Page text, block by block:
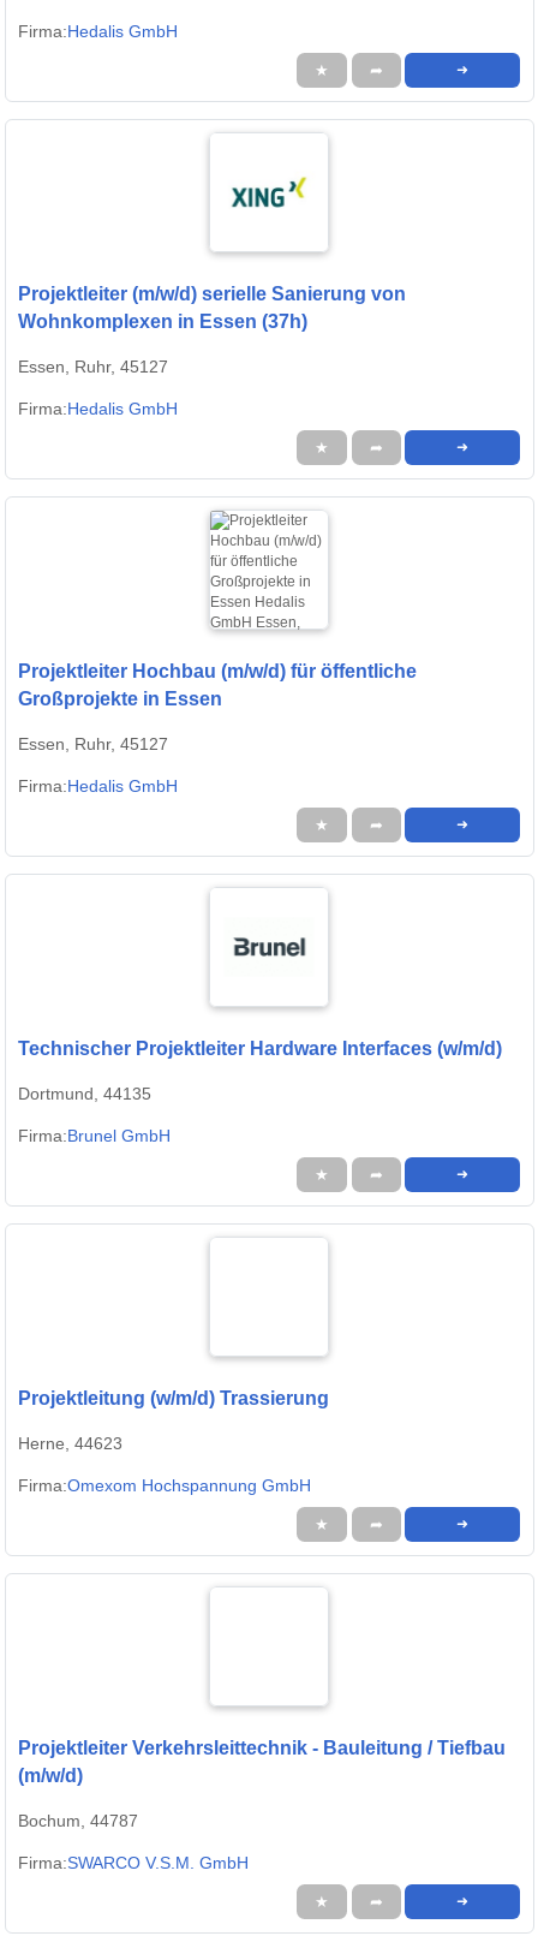
Firma:Hedalis GmbH
★ ➦ ➜
Projektleiter (m/w/d) serielle Sanierung von
Wohnkomplexen in Essen (37h)
Essen, Ruhr, 45127
Firma:Hedalis GmbH
★ ➦ ➜
Projektleiter Hochbau (m/w/d) für öffentliche
Großprojekte in Essen
Essen, Ruhr, 45127
Firma:Hedalis GmbH
★ ➦ ➜
Technischer Projektleiter Hardware Interfaces (w/m/d)
Dortmund, 44135
Firma:Brunel GmbH
★ ➦ ➜
Projektleitung (w/m/d) Trassierung
Herne, 44623
Firma:Omexom Hochspannung GmbH
★ ➦ ➜
Projektleiter Verkehrsleittechnik - Bauleitung / Tiefbau
(m/w/d)
Bochum, 44787
Firma:SWARCO V.S.M. GmbH
★ ➦ ➜